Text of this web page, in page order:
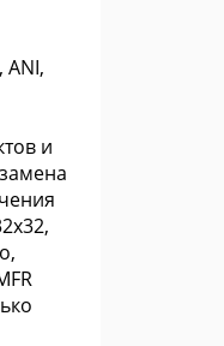
ANI,
и